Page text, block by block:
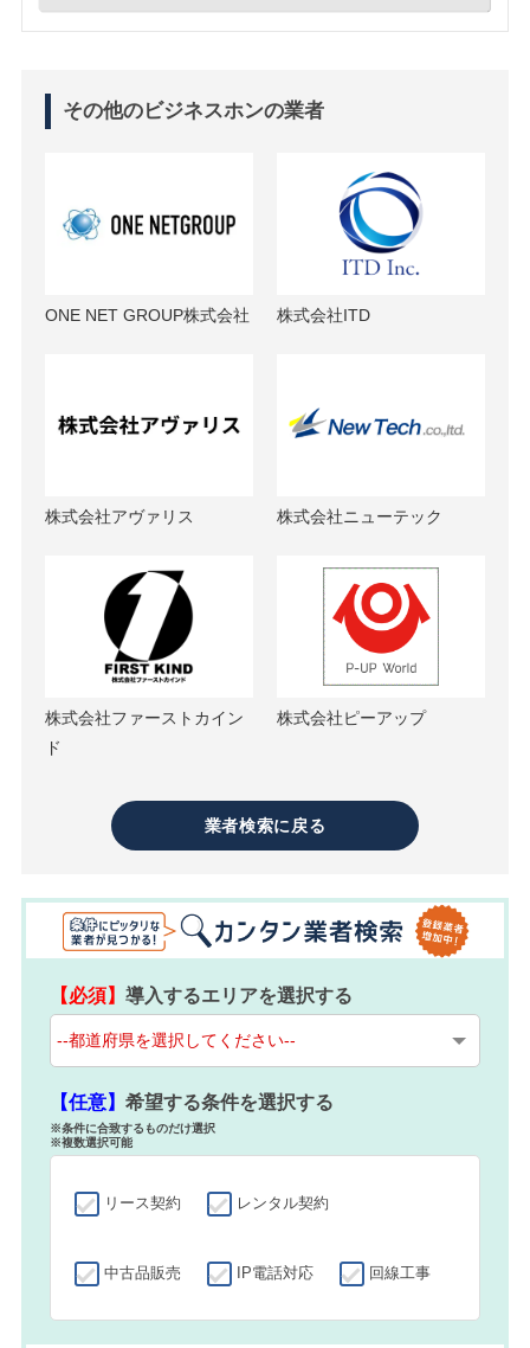
その他のビジネスホンの業者
ONE NET GROUP株式会社 株式会社ITD
株式会社アヴァリス 株式会社ニューテック
株式会社ファーストカイン
ド
株式会社ピーアップ
業者検索に戻る
【必須】導入するエリアを選択する
【任意】希望する条件を選択する
※条件に合致するものだけ選択
※複数選択可能
リース契約 レンタル契約
中古品販売 IP電話対応 回線工事